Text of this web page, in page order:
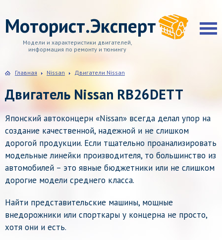
Моторист.Эксперт
Модели и характеристики двигателей,
информация по ремонту и тюнингу
Главная Nissan Двигатели Nissan
Двигатель Nissan RB26DETT
Японский автоконцерн «Nissan» всегда делал упор на
создание качественной, надежной и не слишком
дорогой продукции. Если тщательно проанализировать
модельные линейки производителя, то большинство из
автомобилей – это явные бюджетники или не слишком
дорогие модели среднего класса.
Найти представительские машины, мощные
внедорожники или спорткары у концерна не просто,
хотя они и есть.